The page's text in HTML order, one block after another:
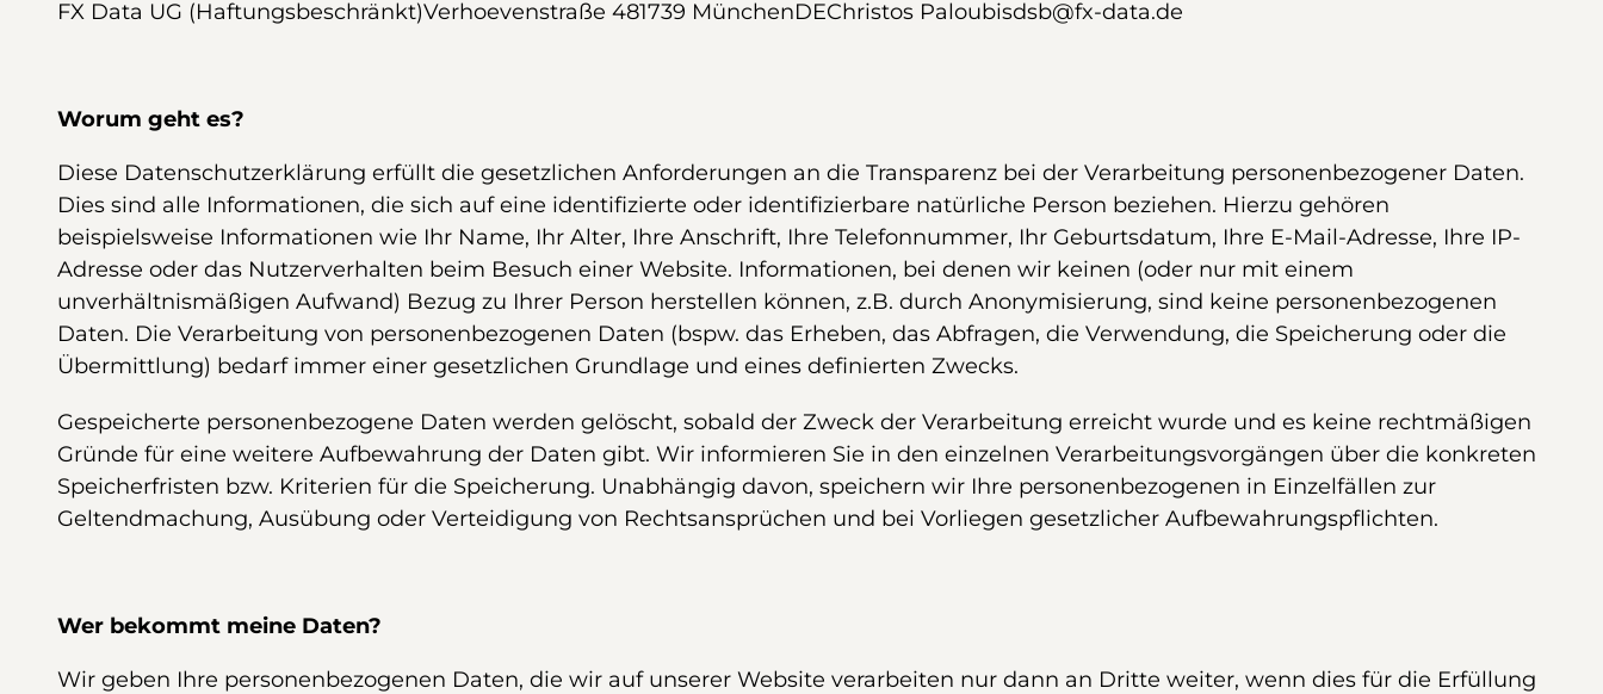
FX Data UG (Haftungsbeschränkt)Verhoevenstraße 481739 MünchenDEChristos Paloubisdsb@fx-data.de
Worum geht es?
Diese Datenschutzerklärung erfüllt die gesetzlichen Anforderungen an die Transparenz bei der Verarbeitung personenbezogener Daten.
Dies sind alle Informationen, die sich auf eine identifizierte oder identifizierbare natürliche Person beziehen. Hierzu gehören
beispielsweise Informationen wie Ihr Name, Ihr Alter, Ihre Anschrift, Ihre Telefonnummer, Ihr Geburtsdatum, Ihre E-Mail-Adresse, Ihre IP-
Adresse oder das Nutzerverhalten beim Besuch einer Website. Informationen, bei denen wir keinen (oder nur mit einem
unverhältnismäßigen Aufwand) Bezug zu Ihrer Person herstellen können, z.B. durch Anonymisierung, sind keine personenbezogenen
Daten. Die Verarbeitung von personenbezogenen Daten (bspw. das Erheben, das Abfragen, die Verwendung, die Speicherung oder die
Übermittlung) bedarf immer einer gesetzlichen Grundlage und eines definierten Zwecks.
Gespeicherte personenbezogene Daten werden gelöscht, sobald der Zweck der Verarbeitung erreicht wurde und es keine rechtmäßigen
Gründe für eine weitere Aufbewahrung der Daten gibt. Wir informieren Sie in den einzelnen Verarbeitungsvorgängen über die konkreten
Speicherfristen bzw. Kriterien für die Speicherung. Unabhängig davon, speichern wir Ihre personenbezogenen in Einzelfällen zur
Geltendmachung, Ausübung oder Verteidigung von Rechtsansprüchen und bei Vorliegen gesetzlicher Aufbewahrungspflichten.
Wer bekommt meine Daten?
Wir geben Ihre personenbezogenen Daten, die wir auf unserer Website verarbeiten nur dann an Dritte weiter, wenn dies für die Erfüllung